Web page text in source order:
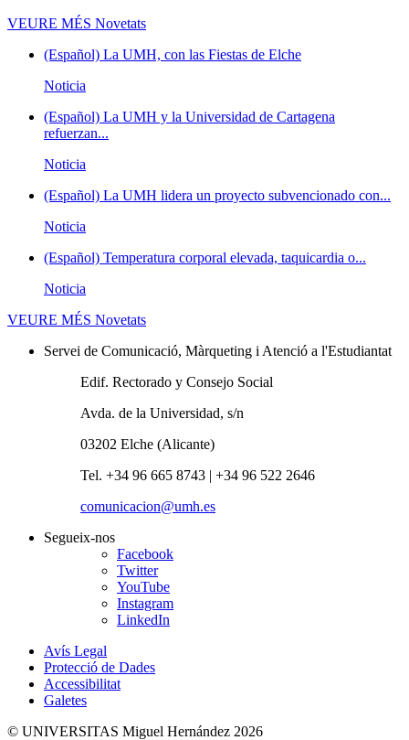
VEURE MÉS Novetats
(Español) La UMH, con las Fiestas de Elche
Noticia
(Español) La UMH y la Universidad de Cartagena
refuerzan...
Noticia
(Español) La UMH lidera un proyecto subvencionado con...
Noticia
(Español) Temperatura corporal elevada, taquicardia o...
Noticia
VEURE MÉS Novetats
Servei de Comunicació, Màrqueting i Atenció a l'Estudiantat
Edif. Rectorado y Consejo Social
Avda. de la Universidad, s/n
03202 Elche (Alicante)
Tel. +34 96 665 8743 | +34 96 522 2646
comunicacion@umh.es
Segueix-nos
Facebook
Twitter
YouTube
Instagram
LinkedIn
Avís Legal
Protecció de Dades
Accessibilitat
Galetes
© UNIVERSITAS Miguel Hernández 2026